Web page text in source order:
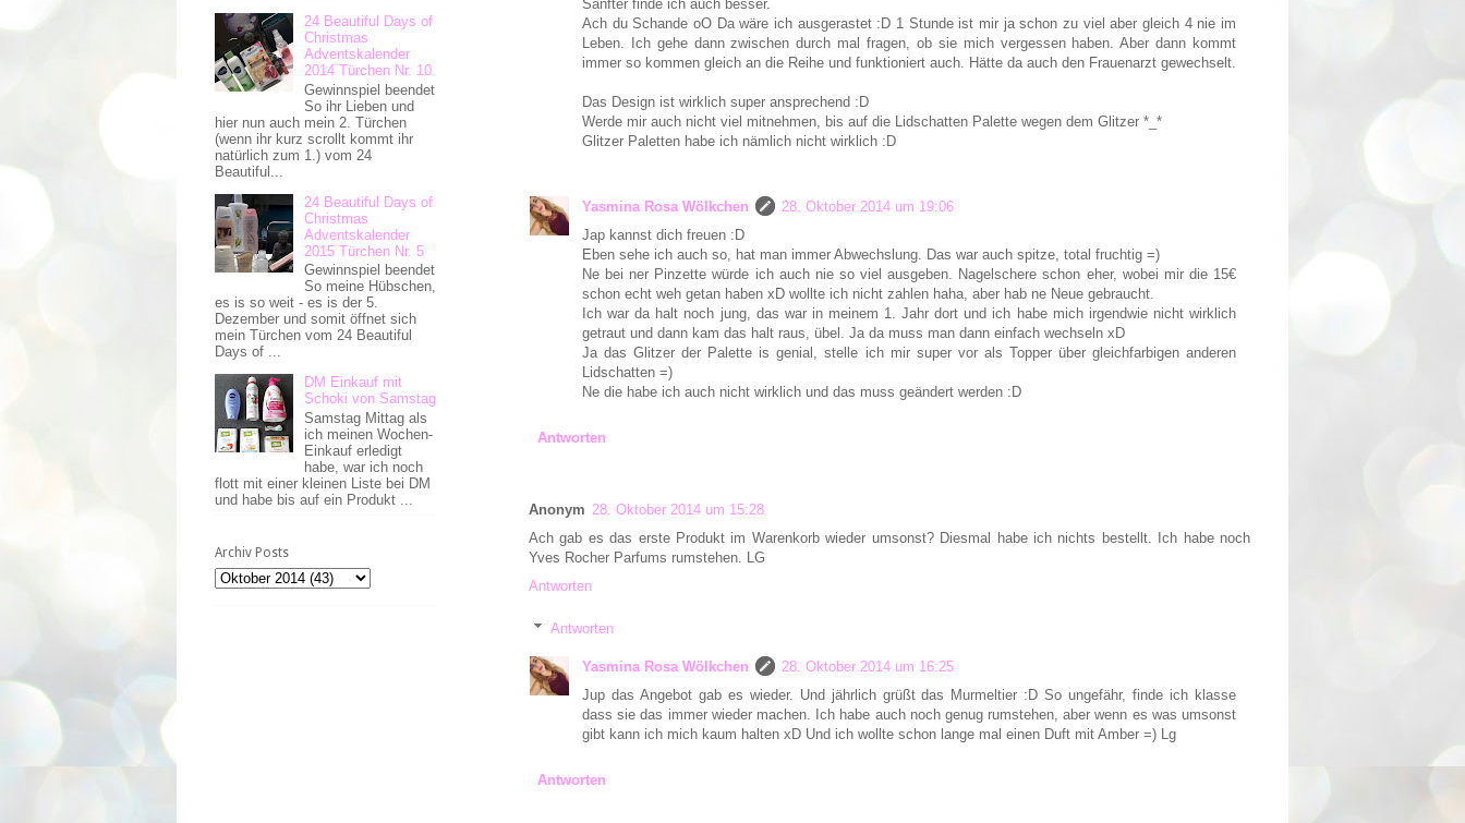
Sanfter finde ich auch besser.
Ach du Schande oO Da wäre ich ausgerastet :D 1 Stunde ist mir ja schon zu viel aber gleich 4 nie im
Leben. Ich gehe dann zwischen durch mal fragen, ob sie mich vergessen haben. Aber dann kommt
immer so kommen gleich an die Reihe und funktioniert auch. Hätte da auch den Frauenarzt gewechselt.
Das Design ist wirklich super ansprechend :D
Werde mir auch nicht viel mitnehmen, bis auf die Lidschatten Palette wegen dem Glitzer *_*
Glitzer Paletten habe ich nämlich nicht wirklich :D
Yasmina Rosa Wölkchen
28. Oktober 2014 um 19:06
Jap kannst dich freuen :D
Eben sehe ich auch so, hat man immer Abwechslung. Das war auch spitze, total fruchtig =)
Ne bei ner Pinzette würde ich auch nie so viel ausgeben. Nagelschere schon eher, wobei mir die 15€
schon echt weh getan haben xD wollte ich nicht zahlen haha, aber hab ne Neue gebraucht.
Ich war da halt noch jung, das war in meinem 1. Jahr dort und ich habe mich irgendwie nicht wirklich
getraut und dann kam das halt raus, übel. Ja da muss man dann einfach wechseln xD
Ja das Glitzer der Palette is genial, stelle ich mir super vor als Topper über gleichfarbigen anderen
Lidschatten =)
Ne die habe ich auch nicht wirklich und das muss geändert werden :D
Antworten
Anonym 28. Oktober 2014 um 15:28
Ach gab es das erste Produkt im Warenkorb wieder umsonst? Diesmal habe ich nichts bestellt. Ich habe noch
Yves Rocher Parfums rumstehen. LG
Antworten
Antworten
Yasmina Rosa Wölkchen
28. Oktober 2014 um 16:25
Jup das Angebot gab es wieder. Und jährlich grüßt das Murmeltier :D So ungefähr, finde ich klasse
dass sie das immer wieder machen. Ich habe auch noch genug rumstehen, aber wenn es was umsonst
gibt kann ich mich kaum halten xD Und ich wollte schon lange mal einen Duft mit Amber =) Lg
Antworten
24 Beautiful Days of
Christmas
Adventskalender
2014 Türchen Nr. 10
Gewinnspiel beendet
So ihr Lieben und
hier nun auch mein 2. Türchen
(wenn ihr kurz scrollt kommt ihr
natürlich zum 1.) vom 24
Beautiful...
24 Beautiful Days of
Christmas
Adventskalender
2015 Türchen Nr. 5
Gewinnspiel beendet
So meine Hübschen,
es is so weit - es is der 5.
Dezember und somit öffnet sich
mein Türchen vom 24 Beautiful
Days of ...
DM Einkauf mit
Schoki von Samstag
Samstag Mittag als
ich meinen Wochen-
Einkauf erledigt
habe, war ich noch
flott mit einer kleinen Liste bei DM
und habe bis auf ein Produkt ...
Archiv Posts